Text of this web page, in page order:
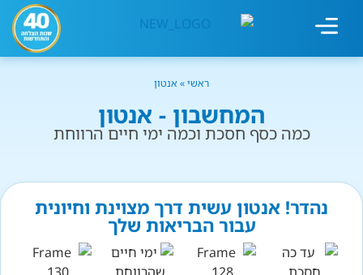
ראשי» אנטון
המחשבון - אנטון
כמה כסף חסכת וכמה ימי חיים הרווחת
נהדר! אנטון עשית דרך מצוינת וחיונית
עבור הבריאות שלך